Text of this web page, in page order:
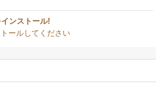
インストール!
ールしてください